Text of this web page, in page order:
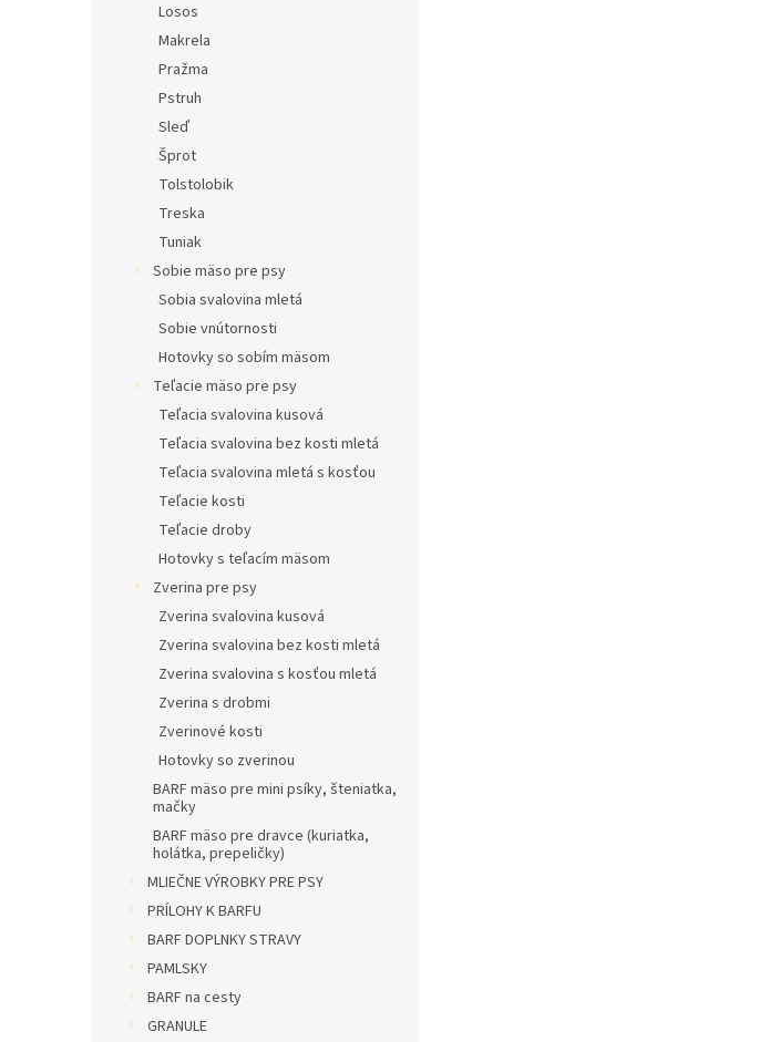
Losos
Makrela
Pražma
Pstruh
Sleď
Šprot
Tolstolobik
Treska
Tuniak
Sobie mäso pre psy
Sobia svalovina mletá
Sobie vnútornosti
Hotovky so sobím mäsom
Teľacie mäso pre psy
Teľacia svalovina kusová
Teľacia svalovina bez kosti mletá
Teľacia svalovina mletá s kosťou
Teľacie kosti
Teľacie droby
Hotovky s teľacím mäsom
Zverina pre psy
Zverina svalovina kusová
Zverina svalovina bez kosti mletá
Zverina svalovina s kosťou mletá
Zverina s drobmi
Zverinové kosti
Hotovky so zverinou
BARF mäso pre mini psíky, šteniatka,
mačky
BARF mäso pre dravce (kuriatka,
holátka, prepeličky)
MLIEČNE VÝROBKY PRE PSY
PRÍLOHY K BARFU
BARF DOPLNKY STRAVY
PAMLSKY
BARF na cesty
GRANULE